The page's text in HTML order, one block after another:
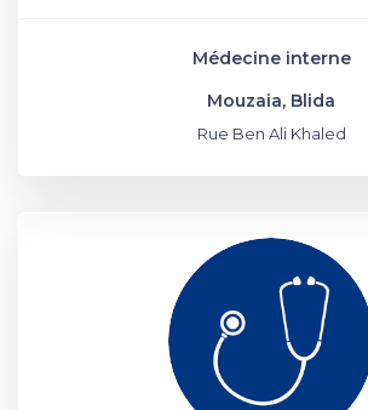
Médecine interne
Mouzaia, Blida
Rue Ben Ali Khaled